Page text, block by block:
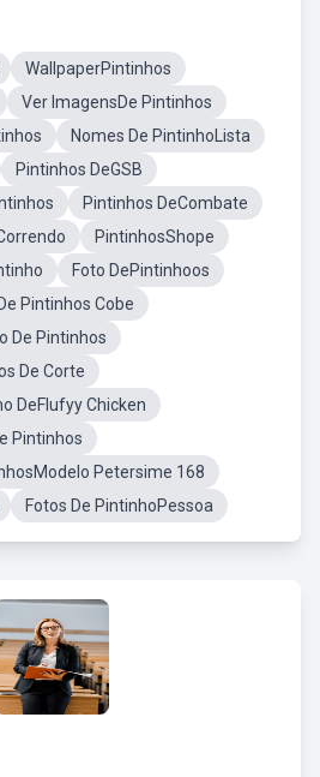
WallpaperPintinhos
Ver ImagensDe Pintinhos
Nomes De PintinhoLista
Pintinhos DeGSB
Pintinhos DeCombate
PintinhosShope
Foto DePintinhoos
Pintinhos Cobe
De Pintinhos
De Corte
DeFlufyy Chicken
Pintinhos
Petersime 168
Fotos De PintinhoPessoa